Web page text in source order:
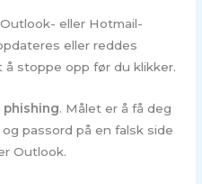
eller Hotmail-
eller reddes
stoppe opp før du klikker.
phishing. Målet er å få deg
passord på en falsk side
Outlook.